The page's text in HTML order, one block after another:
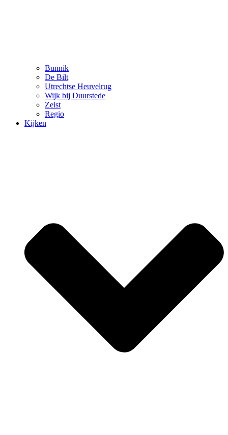
Bunnik
De Bilt
Utrechtse Heuvelrug
Wijk bij Duurstede
Zeist
Regio
Kijken